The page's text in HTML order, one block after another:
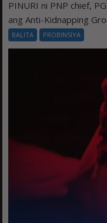
PINURI ni PNP chief,
ang Anti-Kidnapping
BALITA PROBINSIYA